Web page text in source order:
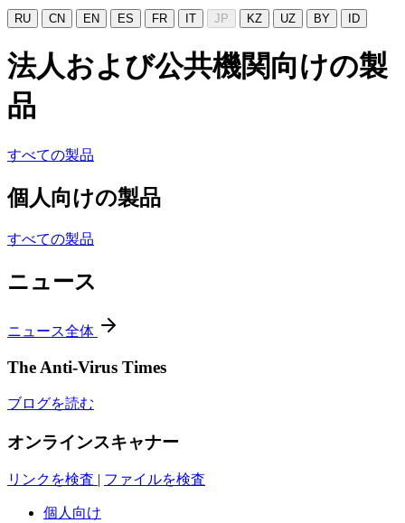
RU CN EN ES FR IT JP KZ UZ BY ID
法人および公共機関向けの製
品
すべての製品
個人向けの製品
すべての製品
ニュース
ニュース全体
The Anti-Virus Times
ブログを読む
オンラインスキャナー
リンクを検査 | ファイルを検査
個人向け